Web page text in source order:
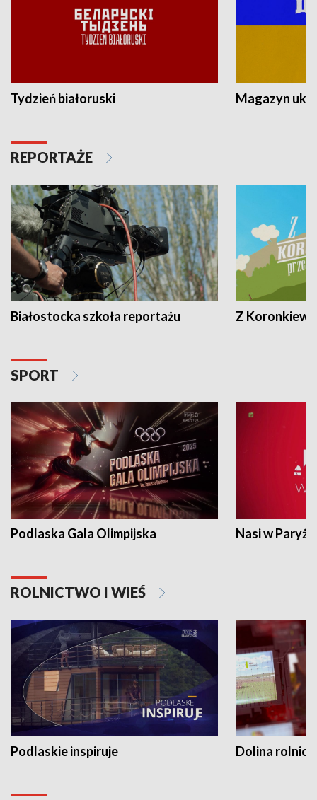
Tydzień białoruski Magazyn
REPORTAŻE
Białostocka szkoła reportażu Z
SPORT
Podlaska Gala Olimpijska Nasi w Paryżu
ROLNICTWO I WIEŚ
Podlaskie inspiruje Dolina